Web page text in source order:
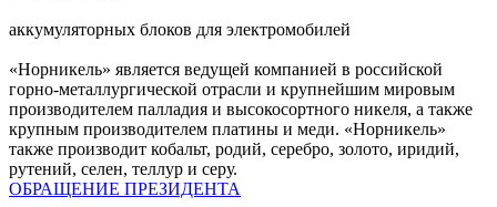
аккумуляторных блоков для электромобилей
«Норникель» является ведущей компанией в российской
горно-металлургической отрасли и крупнейшим мировым
производителем палладия и высокосортного никеля, а также
крупным производителем платины и меди. «Норникель»
также производит кобальт, родий, серебро, золото, иридий,
рутений, селен, теллур и серу.
ОБРАЩЕНИЕ ПРЕЗИДЕНТА